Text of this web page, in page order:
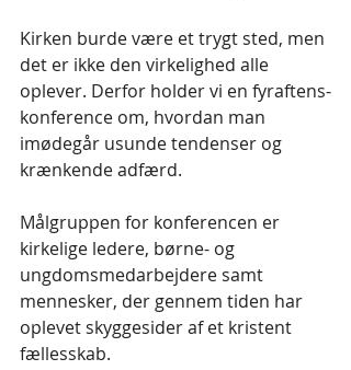
Kirken burde være et trygt sted, men
det er ikke den virkelighed alle
oplever. Derfor holder vi en fyraftens-
konference om, hvordan man
imødegår usunde tendenser og
krænkende adfærd.
Målgruppen for konferencen er
kirkelige ledere, børne- og
ungdomsmedarbejdere samt
mennesker, der gennem tiden har
oplevet skyggesider af et kristent
fællesskab.